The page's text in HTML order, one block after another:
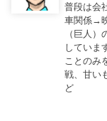
普段は会
車関係→
（巨人
していま
ことのみ
戦、甘い
ど